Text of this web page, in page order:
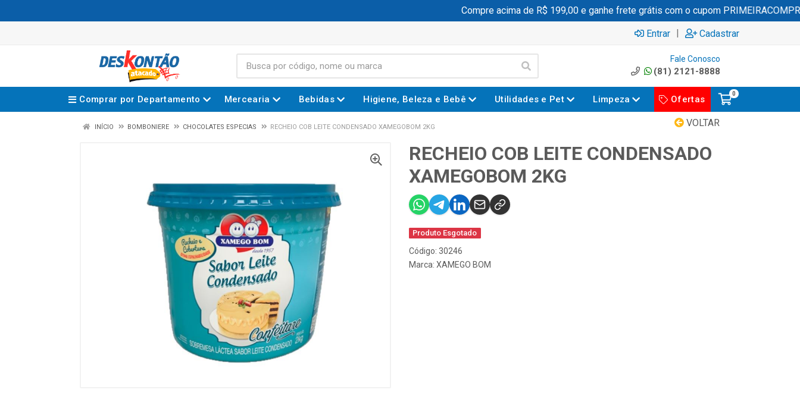
Compre acima de R$ 199,00 e ganhe frete grátis com o cupom PRIMEIRACOMPRA
Entrar | Cadastrar
Fale Conosco
(81) 2121-8888
Comprar por Departamento Mercearia Bebidas Higiene, Beleza e Bebê Utilidades e Pet Limpeza Ofertas
0
VOLTAR
INÍCIO BOMBONIERE CHOCOLATES ESPECIAS RECHEIO COB LEITE CONDENSADO XAMEGOBOM 2KG
RECHEIO COB LEITE CONDENSADO
XAMEGOBOM 2KG
Produto Esgotado
Código: 30246
Marca: XAMEGO BOM